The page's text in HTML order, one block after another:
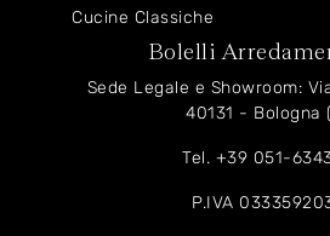
Cucine Classiche
Bolelli
Sede Legale e Showroom:
40131 - Bologna
Tel. +39 051-
P.IVA